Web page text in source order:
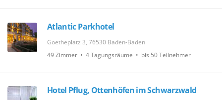
Atlantic Parkhotel
Goetheplatz 3, 76530 Baden-Baden
49 Zimmer • 4 Tagungsräume • bis 50 Teilnehmer
Hotel Pflug, Ottenhöfen im Schwarzwald